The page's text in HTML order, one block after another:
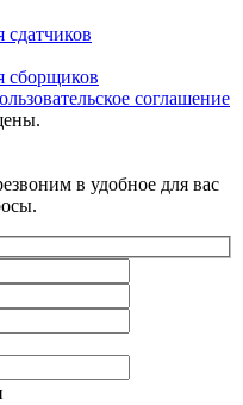
сдатчиков
сборщиков
соглашение
в удобное для вас